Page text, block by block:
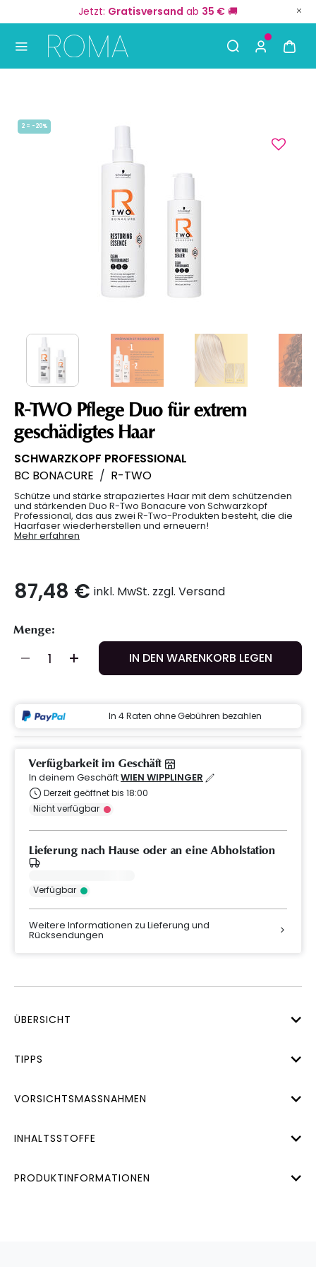
Jetzt: Gratisversand ab 35 € 🚚
2 = -20%
R-TWO Pflege Duo für extrem
geschädigtes Haar
SCHWARZKOPF PROFESSIONAL
BC BONACURE / R-TWO
Schütze und stärke strapaziertes Haar mit dem schützenden
und stärkenden Duo R-Two Bonacure von Schwarzkopf
Professional, das aus zwei R-Two-Produkten besteht, die die
Haarfaser wiederherstellen und erneuern!
Mehr erfahren
87,48 € inkl. MwSt. zzgl. Versand
Menge:
IN DEN WARENKORB LEGEN
In 4 Raten ohne Gebühren bezahlen
Verfügbarkeit im Geschäft
In deinem GeschäftWIEN WIPPLINGER
Derzeit geöffnet bis 18:00
Nicht verfügbar
Lieferung nach Hause oder an eine Abholstation
Verfügbar
Weitere Informationen zu Lieferung und
Rücksendungen
ÜBERSICHT
TIPPS
VORSICHTSMASSNAHMEN
INHALTSSTOFFE
PRODUKTINFORMATIONEN